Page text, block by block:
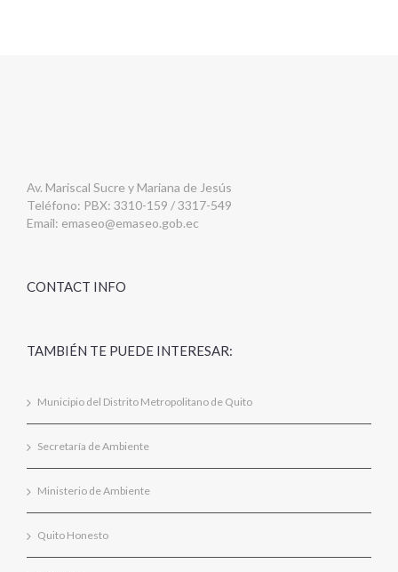
Av. Mariscal Sucre y Mariana de Jesús
Teléfono: PBX: 3310-159 / 3317-549
Email: emaseo@emaseo.gob.ec
CONTACT INFO
TAMBIÉN TE PUEDE INTERESAR:
Municipio del Distrito Metropolitano de Quito
Secretaría de Ambiente
Ministerio de Ambiente
Quito Honesto